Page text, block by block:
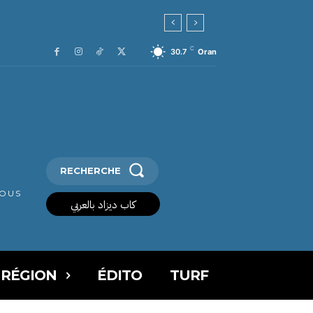
30.7 C Oran
RECHERCHE
كاب ديزاد بالعربي
ÉDITO TURF